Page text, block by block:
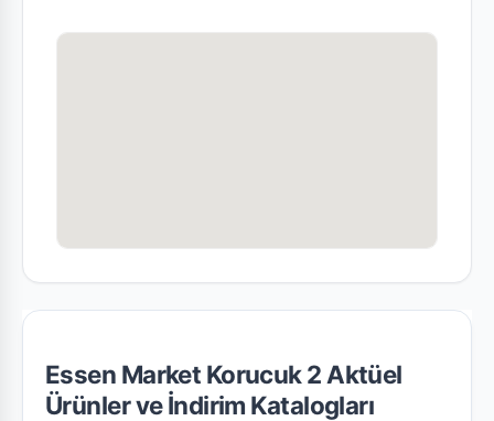
Essen Market Korucuk 2 Aktüel
Ürünler ve İndirim Katalogları